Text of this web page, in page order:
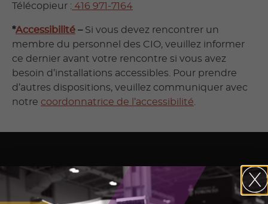
Télécopieur : 416 971-7164
*Accessibilité – Si vous devez rencontrer un
membre du personnel des CIO, veuillez informer
ce dernier avant votre rencontre si vous avez
besoin d’installations accessibles. Pour prendre
d’autres dispositions, veuillez communiquer avec
notre coordonnatrice de l’accessibilité